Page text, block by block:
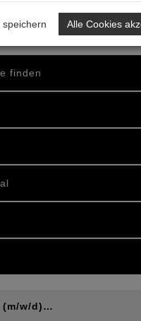
per E-Mail
finden
(m/w/d)…
speichern Alle Cookies